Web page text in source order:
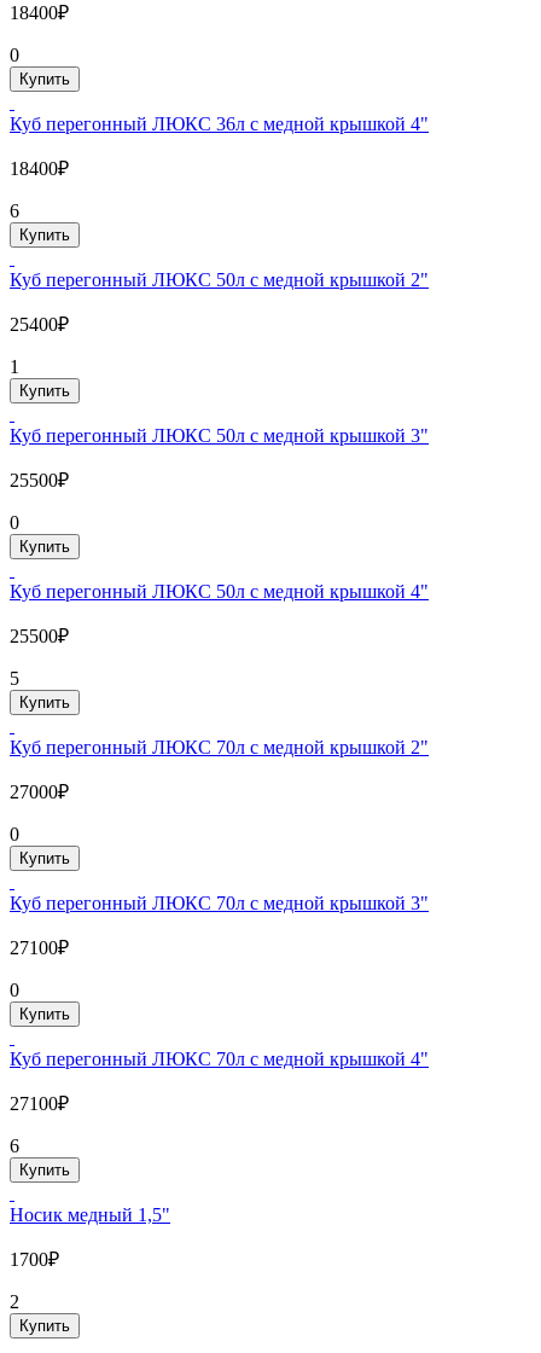
18400₽
0
Купить
Куб перегонный ЛЮКС 36л с медной крышкой 4"
18400₽
6
Купить
Куб перегонный ЛЮКС 50л с медной крышкой 2"
25400₽
1
Купить
Куб перегонный ЛЮКС 50л с медной крышкой 3"
25500₽
0
Купить
Куб перегонный ЛЮКС 50л с медной крышкой 4"
25500₽
5
Купить
Куб перегонный ЛЮКС 70л с медной крышкой 2"
27000₽
0
Купить
Куб перегонный ЛЮКС 70л с медной крышкой 3"
27100₽
0
Купить
Куб перегонный ЛЮКС 70л с медной крышкой 4"
27100₽
6
Купить
Носик медный 1,5"
1700₽
2
Купить